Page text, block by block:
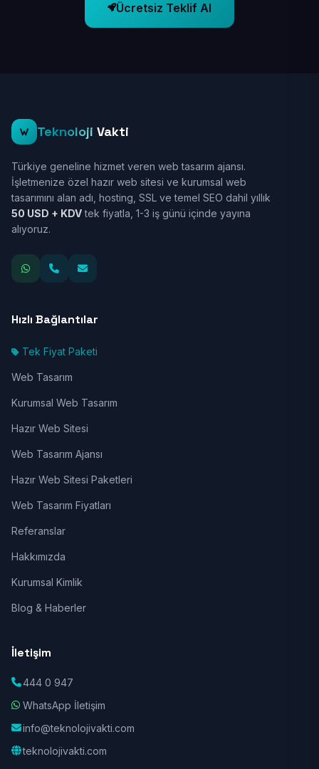
Ücretsiz Teklif Al
Teknoloji Vakti
Türkiye geneline hizmet veren web tasarım ajansı.
İşletmenize özel hazır web sitesi ve kurumsal web
tasarımını alan adı, hosting, SSL ve temel SEO dahil yıllık
50 USD + KDVtek fiyatla, 1-3 iş günü içinde yayına
alıyoruz.
Hızlı Bağlantılar
Tek Fiyat Paketi
Web Tasarım
Kurumsal Web Tasarım
Hazır Web Sitesi
Web Tasarım Ajansı
Hazır Web Sitesi Paketleri
Web Tasarım Fiyatları
Referanslar
Hakkımızda
Kurumsal Kimlik
Blog & Haberler
İletişim
444 0 947
WhatsApp İletişim
info@teknolojivakti.com
teknolojivakti.com